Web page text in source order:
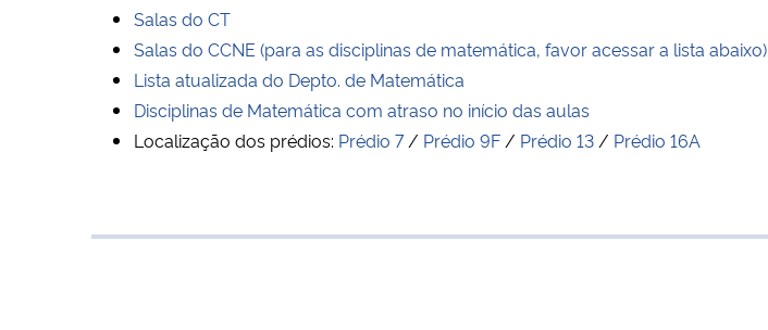
Salas do CT
Salas do CCNE (para as disciplinas de matemática, favor acessar a lista abaixo)
Lista atualizada do Depto. de Matemática
Disciplinas de Matemática com atraso no início das aulas
Localização dos prédios: Prédio 7/ Prédio 9F / Prédio 13 / Prédio 16A